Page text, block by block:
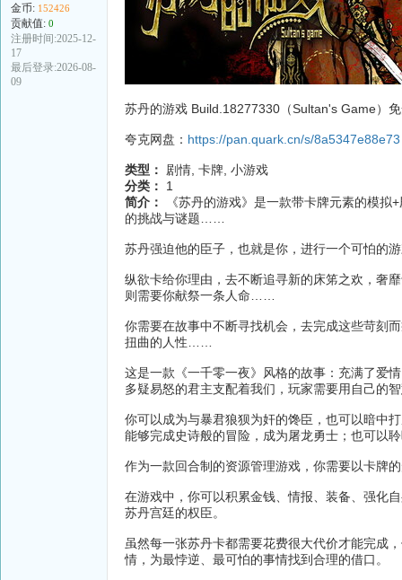
金币: 152426
贡献值: 0
注册时间:2025-12-
17
最后登录:2026-08-
09
苏丹的游戏 Build.18277330（Sultan's Game）
夸克网盘： https://pan.quark.cn/s/8a5347e88e73
类型：
剧情, 卡牌, 小游戏
分类：
1
简介：
《苏丹的游戏》是一款带卡牌元素的模
的挑战与谜题……
苏丹强迫他的臣子，也就是你，进行一个可怕的
纵欲卡给你理由，去不断追寻新的床笫之欢，奢
则需要你献祭一条人命……
你需要在故事中不断寻找机会，去完成这些苛刻
扭曲的人性……
这是一款《一千零一夜》风格的故事：充满了爱
多疑易怒的君主支配着我们，玩家需要用自己的
你可以成为与暴君狼狈为奸的馋臣，也可以暗中
能够完成史诗般的冒险，成为屠龙勇士；也可
作为一款回合制的资源管理游戏，你需要以卡牌
在游戏中，你可以积累金钱、情报、装备、强化
苏丹宫廷的权臣。
虽然每一张苏丹卡都需要花费很大代价才能完成
情，为最悖逆、最可怕的事情找到合理的借口。